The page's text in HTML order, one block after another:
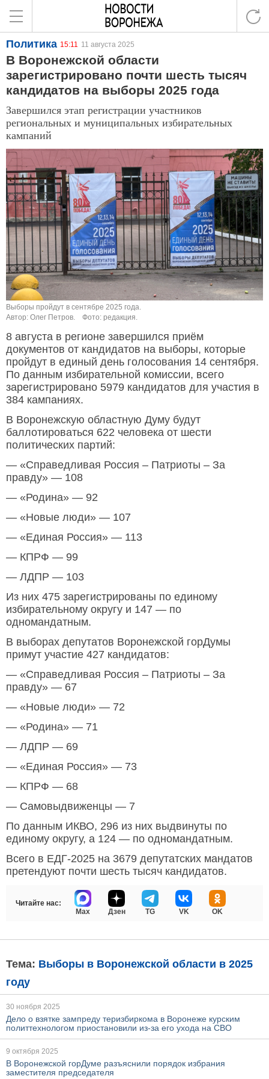
Политика 15:11 11 августа 2025
В Воронежской области
зарегистрировано почти шесть тысяч
кандидатов на выборы 2025 года
Завершился этап регистрации участников
региональных и муниципальных избирательных
кампаний
Выборы пройдут в сентябре 2025 года.
Автор: Олег Петров.
Фото: редакция.
8 августа в регионе завершился приём
документов от кандидатов на выборы, которые
пройдут в единый день голосования 14 сентября.
По данным избирательной комиссии, всего
зарегистрировано 5979 кандидатов для участия в
384 кампаниях.
В Воронежскую областную Думу будут
баллотироваться 622 человека от шести
политических партий:
— «Справедливая Россия – Патриоты – За
правду» — 108
— «Родина» — 92
— «Новые люди» — 107
— «Единая Россия» — 113
— КПРФ — 99
— ЛДПР — 103
Из них 475 зарегистрированы по единому
избирательному округу и 147 — по
одномандатным.
В выборах депутатов Воронежской горДумы
примут участие 427 кандидатов:
— «Справедливая Россия – Патриоты – За
правду» — 67
— «Новые люди» — 72
— «Родина» — 71
— ЛДПР — 69
— «Единая Россия» — 73
— КПРФ — 68
— Самовыдвиженцы — 7
По данным ИКВО, 296 из них выдвинуты по
единому округу, а 124 — по одномандатным.
Всего в ЕДГ-2025 на 3679 депутатских мандатов
претендуют почти шесть тысяч кандидатов.
Читайте нас:
Max
Дзен TG VK OK
Тема: Выборы в Воронежской области в 2025
году
30 ноября 2025
Дело о взятке зампреду теризбиркома в Воронеже курским
политтехнологом приостановили из-за его ухода на СВО
9 октября 2025
В Воронежской горДуме разъяснили порядок избрания
заместителя председателя